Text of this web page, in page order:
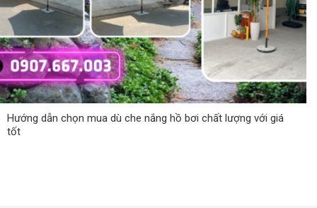
Hướng dẫn chọn mua dù che nắng hồ bơi chất lượng với giá
tốt